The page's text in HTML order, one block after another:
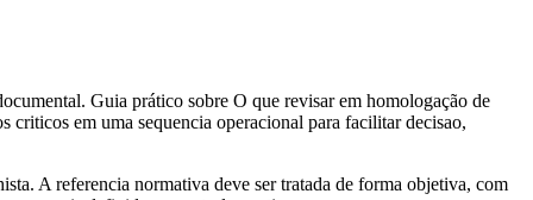
Guia prático sobre O que revisar em homologação de
criticos em uma sequencia operacional para facilitar decisao,
A referencia normativa deve ser tratada de forma objetiva, com